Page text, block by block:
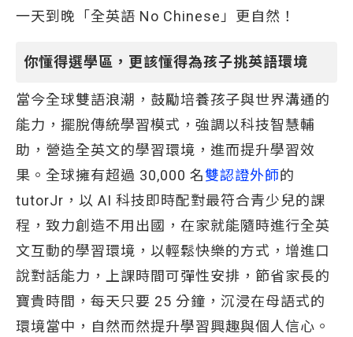
一天到晚「全英語 No Chinese」更自然！
你懂得選學區，更該懂得為孩子挑英語環境
當今全球雙語浪潮，鼓勵培養孩子與世界溝通的
能力，擺脫傳統學習模式，強調以科技智慧輔
助，營造全英文的學習環境，進而提升學習效
果。全球擁有超過 30,000 名雙認證外師的
tutorJr，以 AI 科技即時配對最符合青少兒的課
程，致力創造不用出國，在家就能隨時進行全英
文互動的學習環境，以輕鬆快樂的方式，增進口
說對話能力，上課時間可彈性安排，節省家長的
寶貴時間，每天只要 25 分鐘，沉浸在母語式的
環境當中，自然而然提升學習興趣與個人信心。